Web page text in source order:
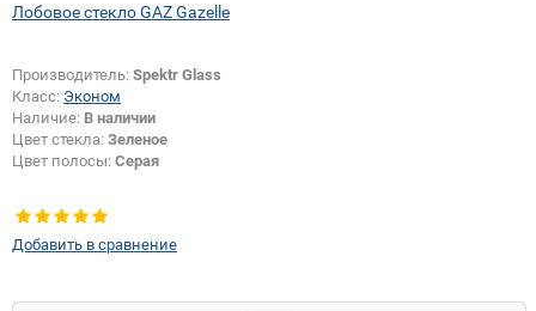
Лобовое стекло GAZ Gazelle
Производитель: Spektr Glass
Класс: Эконом
Наличие: В наличии
Цвет стекла: Зеленое
Цвет полосы: Серая
Добавить в сравнение